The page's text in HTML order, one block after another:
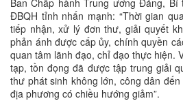
ĐBQH tỉnh nhấn mạnh: “Thời gian
tiếp nhận, xử lý đơn thư, giải quyết
phản ánh được cấp ủy, chính quyền
quan tâm lãnh đạo, chỉ đạo thực hiện.
tạp, tồn đọng đã được tập trung giải
thư phát sinh không lớn, công dân
địa phương có chiều hướng giảm”.